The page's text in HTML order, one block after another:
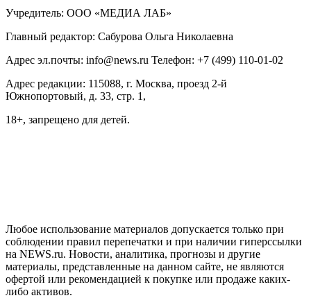
Учредитель: ООО «МЕДИА ЛАБ»
Главный редактор: Сабурова Ольга Николаевна
Адрес эл.почты: info@news.ru Телефон: +7 (499) 110-01-02
Адрес редакции: 115088, г. Москва, проезд 2-й
Южнопортовый, д. 33, стр. 1,
18+, запрещено для детей.
Любое использование материалов допускается только при
соблюдении правил перепечатки и при наличии гиперссылки
на NEWS.ru. Новости, аналитика, прогнозы и другие
материалы, представленные на данном сайте, не являются
офертой или рекомендацией к покупке или продаже каких-
либо активов.